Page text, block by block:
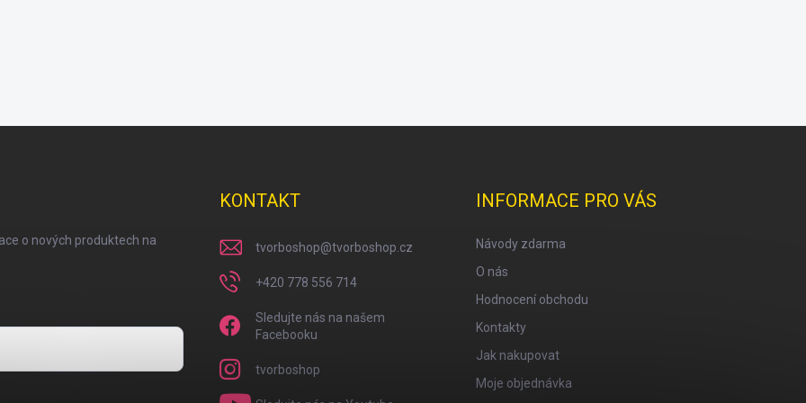
o nových produktech na
KONTAKT
tvorboshop@tvorboshop.cz
+420 778 556 714
Sledujte nás na našem
Facebooku
tvorboshop
INFORMACE PRO VÁS
Návody zdarma
O nás
Hodnocení obchodu
Kontakty
Jak nakupovat
Moje objednávka